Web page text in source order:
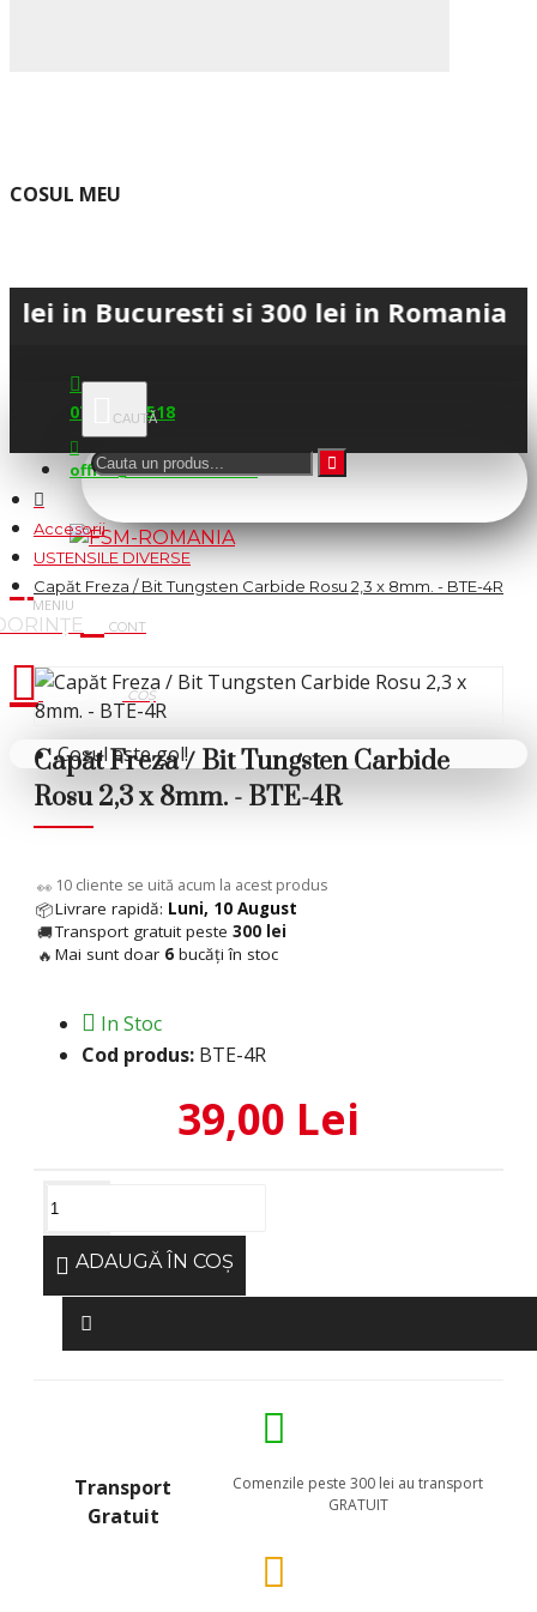
COSUL MEU
si 300 lei in Romania • 💳
0745.677.518
office@fsm-romania.ro
Cosul tau
Coșul este gol!
Accesorii
USTENSILE DIVERSE
Capăt Freza / Bit Tungsten Carbide Rosu 2,3 x 8mm. - BTE-4R
Capăt Freza / Bit Tungsten Carbide
Rosu 2,3 x 8mm. - BTE-4R
👀 6cliente se uită acum la acest produs
📦Livrare rapidă: Luni, 10 August
🚚Transport gratuit peste 300 lei
🔥 Mai sunt doar 6 bucăți în stoc
In Stoc
Cod produs: BTE-4R
39,00 Lei
ADAUGĂ ÎN COŞ
Transport
Gratuit
Comenzile peste 300 lei au transport
GRATUIT